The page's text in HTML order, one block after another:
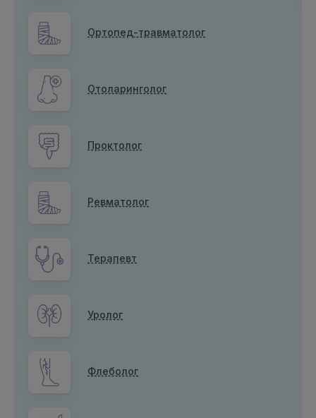
Ортопед-травматолог
Отоларинголог
Проктолог
Ревматолог
Терапевт
Уролог
Флеболог